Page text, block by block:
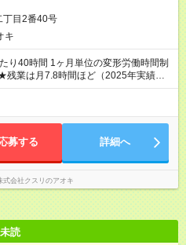
別途月1万円支給（実務経験がない方
、短時間勤務・早番固定社員は当社
度で実力次第で収入アップ！ 職務内
、昇格試験なく役職に就いた時点で
約4割の社員が入社3年目で店長に就い
丁目2番40号
キ
り40時間 1ヶ月単位の変形労働時間制
残業は月7.8時間ほど（2025年実績）
9時～22時 ※勤務時間は店舗により異
制（週平均40時間以内） ★残業は月
9時～22
。 ＜シフト例＞ 早番：8
11時～20時 遅番：13時～22時
募する 詳細へ
式会社クスリのアオキ
未読